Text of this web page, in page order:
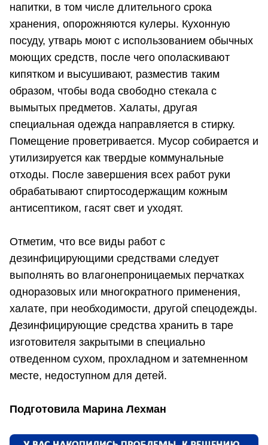
напитки, в том числе длительного срока
хранения, опорожняются кулеры. Кухонную
посуду, утварь моют с использованием обычных
моющих средств, после чего ополаскивают
кипятком и высушивают, разместив таким
образом, чтобы вода свободно стекала с
вымытых предметов. Халаты, другая
специальная одежда направляется в стирку.
Помещение проветривается. Мусор собирается и
утилизируется как твердые коммунальные
отходы. После завершения всех работ руки
обрабатывают спиртосодержащим кожным
антисептиком, гасят свет и уходят.
Отметим, что все виды работ с
дезинфицирующими средствами следует
выполнять во влагонепроницаемых перчатках
одноразовых или многократного применения,
халате, при необходимости, другой спецодежды.
Дезинфицирующие средства хранить в таре
изготовителя закрытыми в специально
отведенном сухом, прохладном и затемненном
месте, недоступном для детей.
Подготовила Марина Лехман